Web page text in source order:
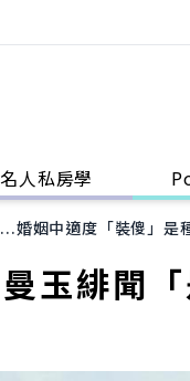
名人私房學
婚姻中適度「裝傻」是
玉緋聞